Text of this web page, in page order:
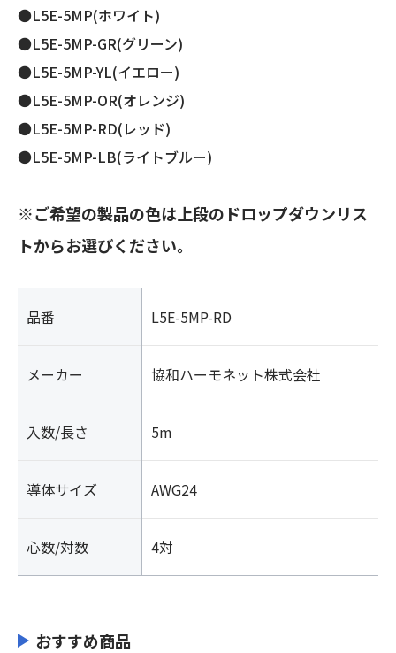
●L5E-5MP(ホワイト)
●L5E-5MP-GR(グリーン)
●L5E-5MP-YL(イエロー)
●L5E-5MP-OR(オレンジ)
●L5E-5MP-RD(レッド)
●L5E-5MP-LB(ライトブルー)
※ご希望の製品の色は上段のドロップダウンリス
トからお選びください。
品番 L5E-5MP-RD
メーカー 協和ハーモネット株式会社
入数/長さ 5m
導体サイズ AWG24
心数/対数 4対
おすすめ商品